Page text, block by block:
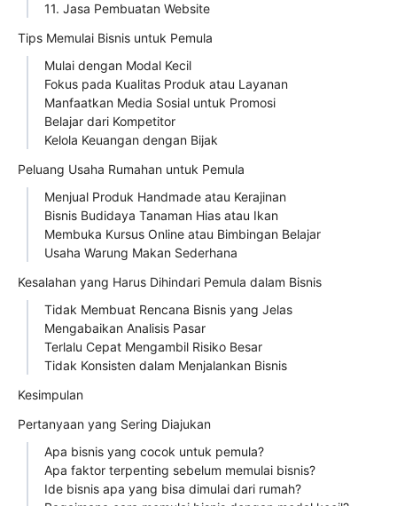
11. Jasa Pembuatan Website
Tips Memulai Bisnis untuk Pemula
Mulai dengan Modal Kecil
Fokus pada Kualitas Produk atau Layanan
Manfaatkan Media Sosial untuk Promosi
Belajar dari Kompetitor
Kelola Keuangan dengan Bijak
Peluang Usaha Rumahan untuk Pemula
Menjual Produk Handmade atau Kerajinan
Bisnis Budidaya Tanaman Hias atau Ikan
Membuka Kursus Online atau Bimbingan Belajar
Usaha Warung Makan Sederhana
Kesalahan yang Harus Dihindari Pemula dalam Bisnis
Tidak Membuat Rencana Bisnis yang Jelas
Mengabaikan Analisis Pasar
Terlalu Cepat Mengambil Risiko Besar
Tidak Konsisten dalam Menjalankan Bisnis
Kesimpulan
Pertanyaan yang Sering Diajukan
Apa bisnis yang cocok untuk pemula?
Apa faktor terpenting sebelum memulai bisnis?
Ide bisnis apa yang bisa dimulai dari rumah?